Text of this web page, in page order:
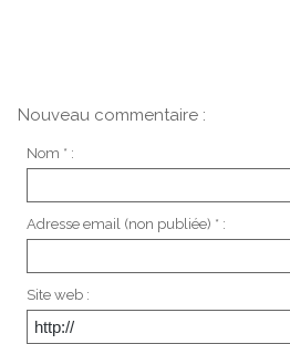
Nouveau commentaire :
Nom * :
Adresse email (non publiée) * :
Site web :